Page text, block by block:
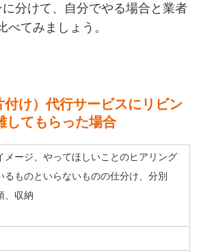
分けて、自分でやる場合と業者
べてみましょう。
け）代行サービスにリビン
してもらった場合
メージ、やってほしいことのヒアリング
るものといらないものの仕分け、分別
、収納